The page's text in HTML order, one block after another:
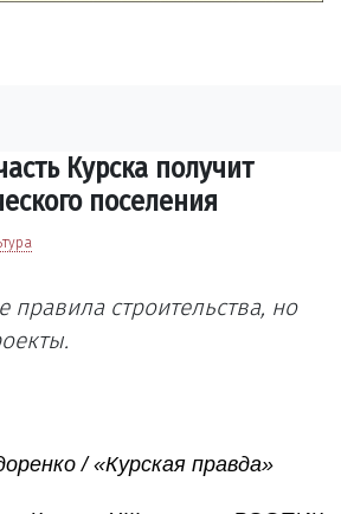
Курска получит
поселения
правила строительства, но
/ «Курская правда»